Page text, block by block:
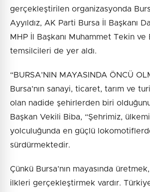
gerçekleştirilen organizasyonda
Ayyıldız, AK Parti Bursa İl Başkanı
MHP İl Başkanı Muhammet Tekin ve
temsilcileri de yer aldı.
“BURSA’NIN MAYASINDA ÖNCÜ
Bursa’nın sanayi, ticaret, tarım ve
olan nadide şehirlerden biri
Başkan Vekili Biba, “Şehrimiz,
yolculuğunda en güçlü
sürdürmektedir.
Çünkü Bursa’nın mayasında
ilkleri gerçekleştirmek vardır.